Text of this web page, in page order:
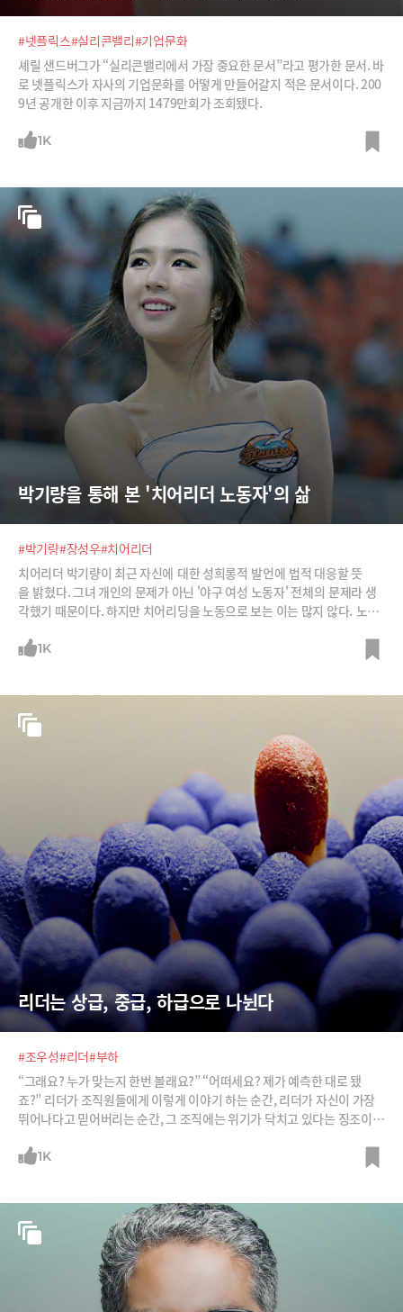
#넷플릭스#실리콘밸리#기업문화
셰릴 샌드버그가 “실리콘밸리에서 가장 중요한 문서”라고 평가한 문서. 바
로 넷플릭스가 자사의 기업문화를 어떻게 만들어갈지 적은 문서이다. 200
9년 공개한 이후 지금까지 1479만회가 조회됐다.
1K
박기량을 통해 본 '치어리더 노동자'의 삶
#박기량#장성우#치어리더
치어리더 박기량이 최근 자신에 대한 성희롱적 발언에 법적 대응할 뜻
을 밝혔다. 그녀 개인의 문제가 아닌 '야구 여성 노동자' 전체의 문제라 생
각했기 때문이다. 하지만 치어리딩을 노동으로 보는 이는 많지 않다. 노동
1K
리더는 상급, 중급, 하급으로 나뉜다
#조우성#리더#부하
“그래요? 누가 맞는지 한번 볼래요?” “어떠세요? 제가 예측한 대로 됐
죠?” 리더가 조직원들에게 이렇게 이야기 하는 순간, 리더가 자신이 가장
뛰어나다고 믿어버리는 순간, 그 조직에는 위기가 닥치고 있다는 징조이
1K